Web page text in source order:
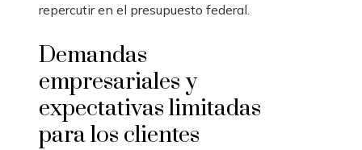
repercutir en el presupuesto federal.
Demandas
empresariales y
expectativas limitadas
para los clientes